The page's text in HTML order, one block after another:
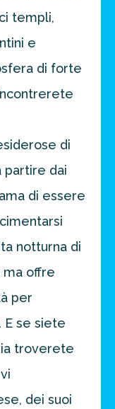
templi,
e
di forte
di
partire dai
di essere
notturna di
ma offre
per
se siete
troverete
dei suoi